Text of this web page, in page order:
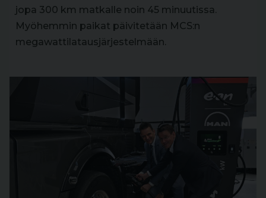
jopa 300 km matkalle noin 45 minuutissa.
Myöhemmin paikat päivitetään MCS:n
megawattilatausjärjestelmään.